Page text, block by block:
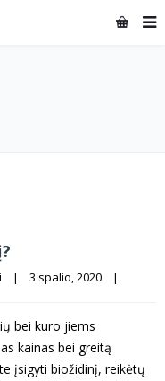
| 3 spalio, 2020 |
bei kuro jiems
kainas bei greitą
įsigyti biožidinį, reikėtų